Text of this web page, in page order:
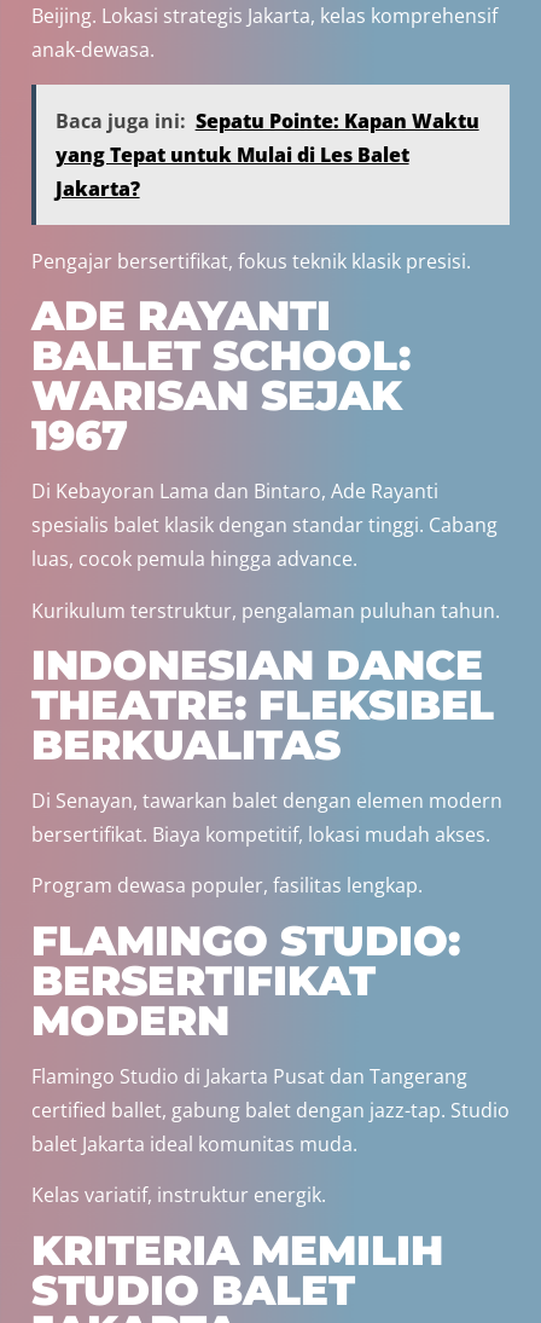
Beijing. Lokasi strategis Jakarta, kelas komprehensif
anak-dewasa.
Baca juga ini: Sepatu Pointe: Kapan Waktu
yang Tepat untuk Mulai di Les Balet
Jakarta?
Pengajar bersertifikat, fokus teknik klasik presisi.
ADE RAYANTI
BALLET SCHOOL:
WARISAN SEJAK
1967
Di Kebayoran Lama dan Bintaro, Ade Rayanti
spesialis balet klasik dengan standar tinggi. Cabang
luas, cocok pemula hingga advance.
Kurikulum terstruktur, pengalaman puluhan tahun.
INDONESIAN DANCE
THEATRE: FLEKSIBEL
BERKUALITAS
Di Senayan, tawarkan balet dengan elemen modern
bersertifikat. Biaya kompetitif, lokasi mudah akses.
Program dewasa populer, fasilitas lengkap.
FLAMINGO STUDIO:
BERSERTIFIKAT
MODERN
Flamingo Studio di Jakarta Pusat dan Tangerang
certified ballet, gabung balet dengan jazz-tap. Studio
balet Jakarta ideal komunitas muda.
Kelas variatif, instruktur energik.
KRITERIA MEMILIH
STUDIO BALET